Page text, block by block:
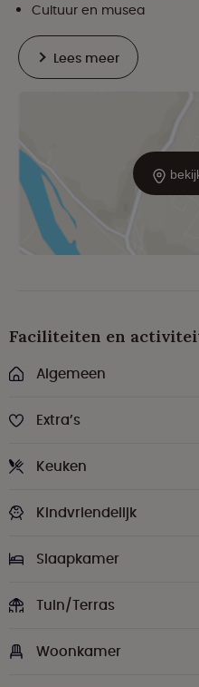
Cultuur en musea
Lees meer
Faciliteiten en
Algemeen
Extra’s
Keuken
Kindvriendelijk
Slaapkamer
Tuin/Terras
Woonkamer